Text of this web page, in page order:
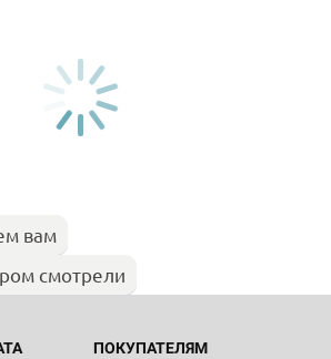
вам
смотрели
ПОКУПАТЕЛЯМ